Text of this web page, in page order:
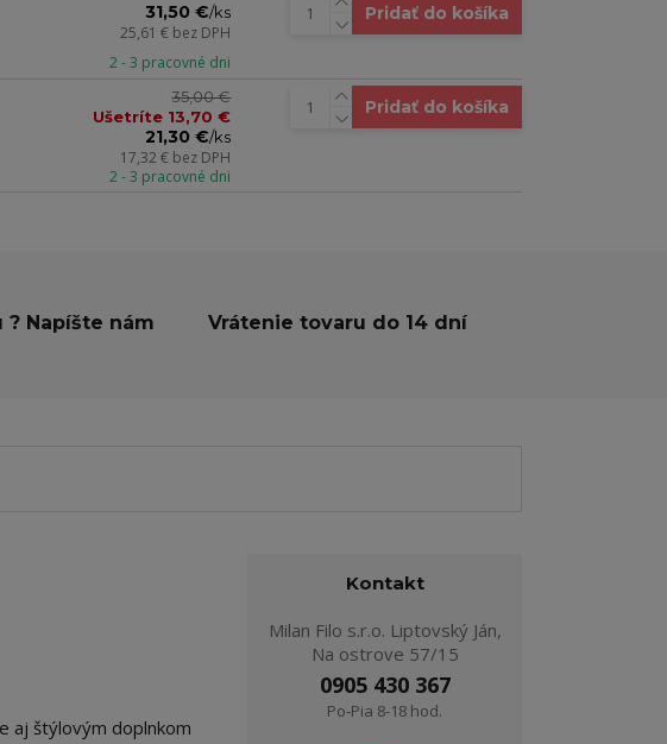
31,50 €/ks
25,61 € bez DPH
2 - 3 pracovné dni
Pridať do košíka
35,00 €
Ušetríte 13,70 €
21,30 €/ks
17,32 € bez DPH
2 - 3 pracovné dni
Pridať do košíka
? Napíšte nám Vrátenie tovaru do 14 dní
aj štýlovým doplnkom
Kontakt
Milan Filo s.r.o. Liptovský Ján,
Na ostrove 57/15
0905 430 367
Po-Pia 8-18 hod.